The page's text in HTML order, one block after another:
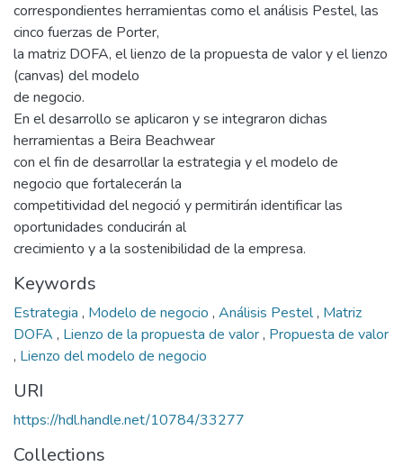
correspondientes herramientas como el análisis Pestel, las
cinco fuerzas de Porter,
la matriz DOFA, el lienzo de la propuesta de valor y el lienzo
(canvas) del modelo
de negocio.
En el desarrollo se aplicaron y se integraron dichas
herramientas a Beira Beachwear
con el fin de desarrollar la estrategia y el modelo de
negocio que fortalecerán la
competitividad del negoció y permitirán identificar las
oportunidades conducirán al
crecimiento y a la sostenibilidad de la empresa.
Keywords
Estrategia , Modelo de negocio , Análisis Pestel, Matriz
DOFA , Lienzo de la propuesta de valor, Propuesta de valor
, Lienzo del modelo de negocio
URI
https://hdl.handle.net/10784/33277
Collections